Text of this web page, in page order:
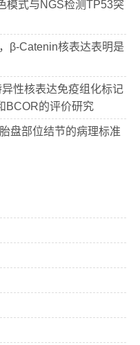
模式与NGS检测TP53突
β-Catenin核表达表明是
性核表达免疫组化标记
BCOR的评价研究
盘部位结节的病理标准